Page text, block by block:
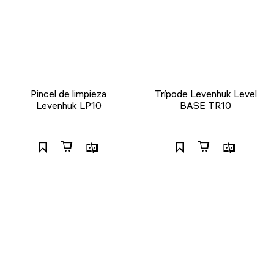
Pincel de limpieza
Levenhuk LP10
Trípode Levenhuk Level
BASE TR10